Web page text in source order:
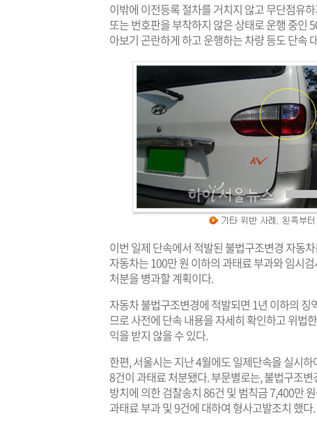
이밖에 이전등록 절차를 거치지 않고 무단점유
또는 번호판을 부착하지 않은 상태로 운행 중인
아보기 곤란하게 하고 운행하는 차량 등도 단속
이번 일제 단속에서 적발된 불법구조변경 자동
자동차는 100만 원 이하의 과태료 부과와 임시
처분을 병과할 계획이다.
자동차 불법구조변경에 적발되면 1년 이하의
므로 사전에 단속 내용을 자세히 확인하고 위법
익을 받지 않을 수 있다.
한편, 서울시는 지난 4월에도 일제단속을 실시
8건이 과태료 처분됐다. 부문별로는, 불법구조
방치에 의한 검찰송치 86건 및 범칙금 7,400만
과태료 부과 및 9건에 대하여 형사고발조치 했다.